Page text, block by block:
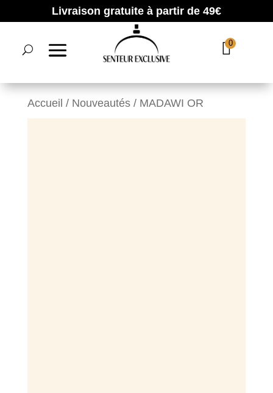
Livraison gratuite à partir de 49€
0
Accueil / Nouveautés/ MADAWI OR